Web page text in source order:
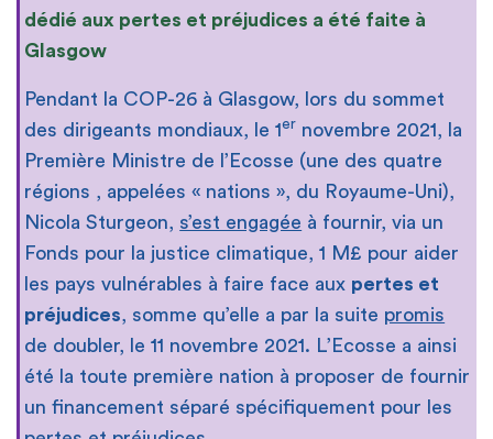
dédié aux pertes et préjudices a été faite à
Glasgow
Pendant la COP-26 à Glasgow, lors du sommet
des dirigeants mondiaux, le 1er novembre 2021, la
Première Ministre de l’Ecosse (une des quatre
régions , appelées « nations », du Royaume-Uni),
Nicola Sturgeon, s’est engagée à fournir, via un
Fonds pour la justice climatique, 1 M£ pour aider
les pays vulnérables à faire face aux pertes et
préjudices, somme qu’elle a par la suite promis
de doubler, le 11 novembre 2021. L’Ecosse a ainsi
été la toute première nation à proposer de fournir
un financement séparé spécifiquement pour les